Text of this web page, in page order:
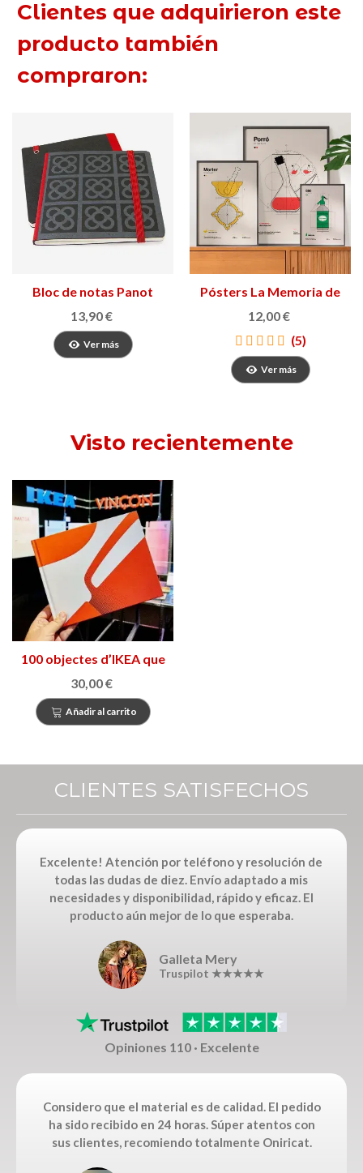
Clientes que adquirieron este
producto también
compraron:
Bloc de notas Panot
Barcelona
13,90 €
Ver más
Pósters La Memoria de
los Objetos
12,00 €
(5)
Ver más
Visto recientemente
100 objectes d’IKEA que
ens hagués agradat tenir
a VINÇON
30,00 €
Añadir al carrito
CLIENTES SATISFECHOS
Excelente! Atención por teléfono y resolución de
todas las dudas de diez. Envío adaptado a mis
necesidades y disponibilidad, rápido y eficaz. El
producto aún mejor de lo que esperaba.
Galleta Mery
Truspilot ★★★★★
Opiniones 110 · Excelente
Considero que el material es de calidad. El pedido
ha sido recibido en 24 horas. Súper atentos con
sus clientes, recomiendo totalmente Oniricat.